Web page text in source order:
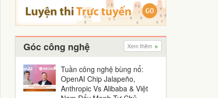
Góc công nghệ Xem thêm
Tuần công nghệ bùng nổ:
OpenAI Chip Jalapeño,
Anthropic Vs Alibaba & Việt